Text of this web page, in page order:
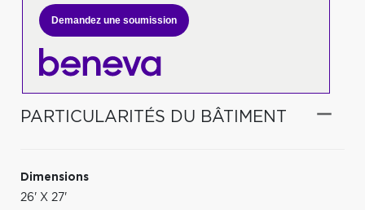
Demandez une soumission
PARTICULARITÉS DU BÂTIMENT
Dimensions
26' X 27'